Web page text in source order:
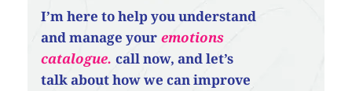
I’m here to help you understand
and manage your emotions
catalogue. call now, and let’s
talk about how we can improve